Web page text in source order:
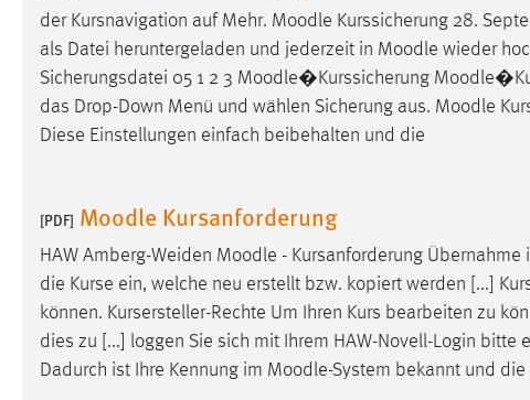
der Kursnavigation auf Mehr. Moodle Kurssicherung 28.
als Datei heruntergeladen und jederzeit in Moodle wieder
Sicherungsdatei 05 1 2 3 Moodle�Kurssicherung Moodle
das Drop-Down Menü und wählen Sicherung aus. Moodle
Diese Einstellungen einfach beibehalten und die
[PDF] Moodle Kursanforderung
HAW Amberg-Weiden Moodle - Kursanforderung Übernahme
die Kurse ein, welche neu erstellt bzw. kopiert werden [...]
können. Kursersteller-Rechte Um Ihren Kurs bearbeiten zu
dies zu [...] loggen Sie sich mit Ihrem HAW-Novell-Login bitte
Dadurch ist Ihre Kennung im Moodle-System bekannt und
Sie tun dies, indem sie Besucher über Websites
hinweg verfolgen.
Google Ads
Name: _gcl_au
Zweck: Conversion-Tracking
Cookie Laufzeit: 3 Monate
Facebook Pixel
Name: _fbp